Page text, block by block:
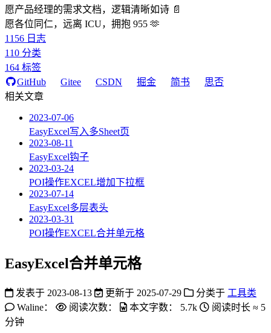
愿产品经理的需求文档，逻辑清晰如诗 📄
愿各位同仁，远离 ICU，拥抱 955 🫶
1156 日志
110 分类
164 标签
GitHub
Gitee CSDN 掘金 简书
思否
相关文章
2023-07-06
EasyExcel写入多Sheet页
2023-08-11
EasyExcel钩子
2023-03-24
POI操作EXCEL增加下拉框
2023-07-14
EasyExcel多层表头
2023-03-31
POI操作EXCEL合并单元格
EasyExcel合并单元格
发表于 2023-08-13 更新于 2025-07-29 分类于 工具类
Waline：
阅读次数： 本文字数： 5.7k 阅读时长 ≈ 5
分钟